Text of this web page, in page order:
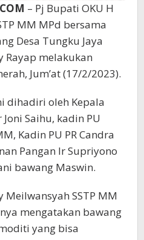
– Pj Bupati OKU H
MM MPd bersama
Desa Tungku Jaya
Rayap melakukan
Jum’at (17/2/2023).
dihadiri oleh Kepala
Saihu, kadin PU
Kadin PU PR Candra
Pangan Ir Supriyono
bawang Maswin.
Meilwansyah SSTP MM
mengatakan bawang
yang bisa